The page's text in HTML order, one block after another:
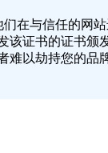
在与信任的网
该证书的证书
难以劫持您的品